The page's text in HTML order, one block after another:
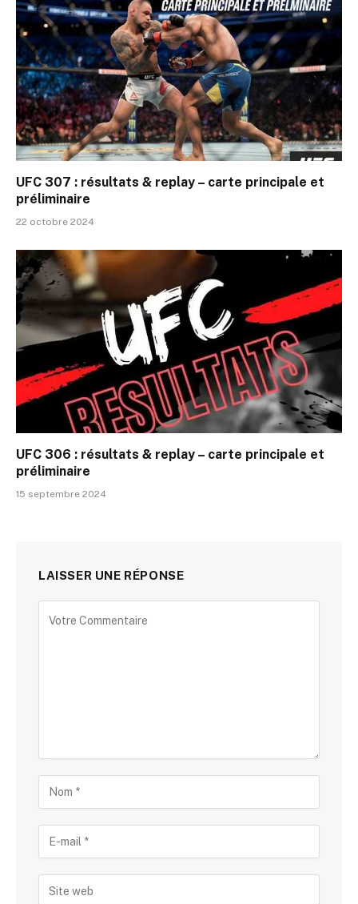
UFC 307 : résultats & replay – carte principale et
préliminaire
22 octobre 2024
UFC 306 : résultats & replay – carte principale et
préliminaire
15 septembre 2024
LAISSER UNE RÉPONSE